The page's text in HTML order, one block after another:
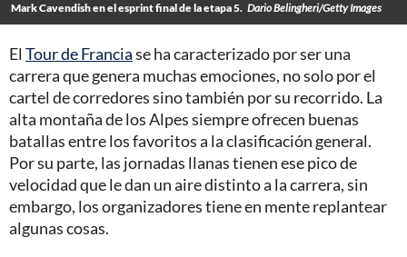
Mark Cavendish en el esprint final de la etapa 5. Dario Belingheri/Getty Images
El Tour de Franciase ha caracterizado por ser una
carrera que genera muchas emociones, no solo por el
cartel de corredores sino también por su recorrido. La
alta montaña de los Alpes siempre ofrecen buenas
batallas entre los favoritos a la clasificación general.
Por su parte, las jornadas llanas tienen ese pico de
velocidad que le dan un aire distinto a la carrera, sin
embargo, los organizadores tiene en mente replantear
algunas cosas.